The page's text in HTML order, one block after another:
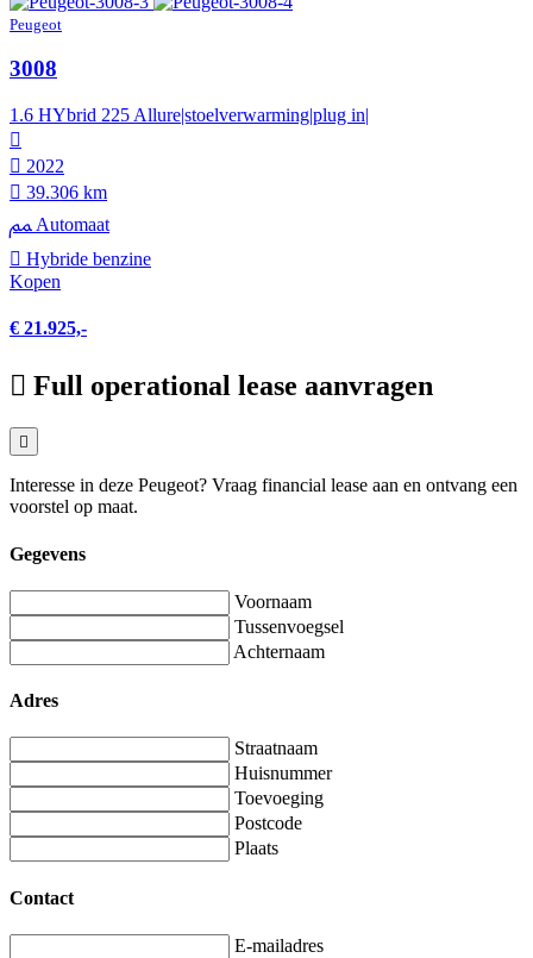
Peugeot
3008
1.6 HYbrid 225 Allure|stoelverwarming|plug in|
2022
39.306 km
Automaat
Hybride benzine
Kopen
€ 21.925,-
Full operational lease aanvragen
Interesse in deze Peugeot? Vraag financial lease aan en ontvang een
voorstel op maat.
Gegevens
Voornaam
Tussenvoegsel
Achternaam
Adres
Straatnaam
Huisnummer
Toevoeging
Postcode
Plaats
Contact
E-mailadres